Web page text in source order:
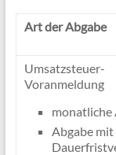
Art der Abgabe
Umsatzsteuer-
Voranmeldung
monatliche
Abgabe mit